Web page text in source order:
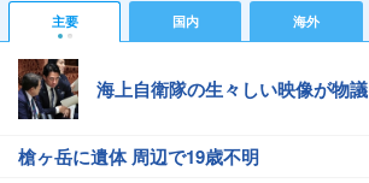
主要 国内 海外
海上自衛隊の生々しい映像が物議
槍ヶ岳に遺体 周辺で19歳不明